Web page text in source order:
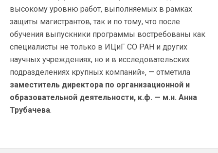
высокому уровню работ, выполняемых в рамках
защиты магистрантов, так и по тому, что после
обучения выпускники программы востребованы как
специалисты не только в ИЦиГ СО РАН и других
научных учреждениях, но и в исследовательских
подразделениях крупных компаний», — отметила
заместитель директора по организационной и
образовательной деятельности, к.ф. — м.н. Анна
Трубачева.